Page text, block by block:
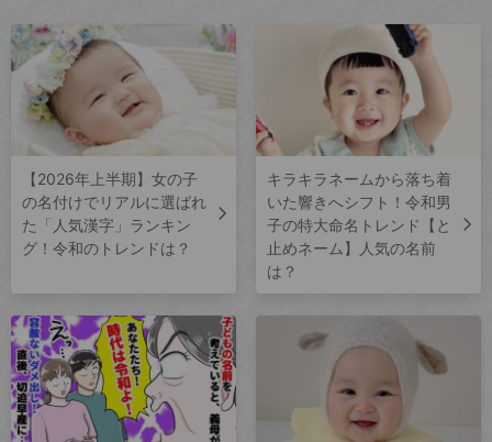
【2026年上半期】女の子
の名付けでリアルに選ばれ
た「人気漢字」ランキン
グ！令和のトレンドは？
キラキラネームから落ち着
いた響きへシフト！令和男
子の特大命名トレンド【と
止めネーム】人気の名前
は？